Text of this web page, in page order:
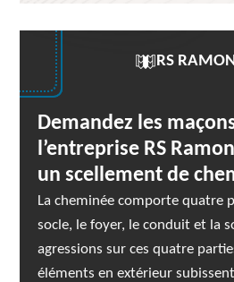
RS
Demandez les
l’entreprise RS
un scellement de
La cheminée comporte quatre
socle, le foyer, le conduit et la
agressions sur ces quatre
éléments en extérieur